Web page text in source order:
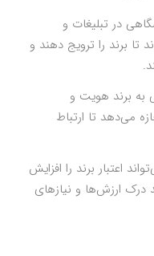
در تبلیغات و
تا برند را ترویج دهند و
به برند هویت و
می‌دهد تا ارتباط
اعتبار برند را افزایش
ارزش‌ها و نیازهای